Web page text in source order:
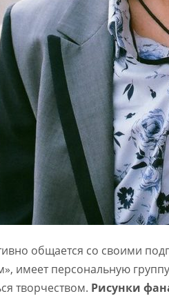
общается со своими
имеет персональную
творчеством. Рисунки